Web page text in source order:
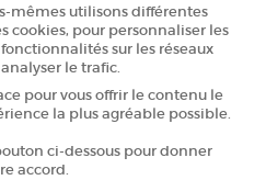
mêmes utilisons différentes
cookies, pour personnaliser les
sur les réseaux
le trafic.
pour vous offrir le contenu le
la plus agréable possible.
ci-dessous pour donner
accord.